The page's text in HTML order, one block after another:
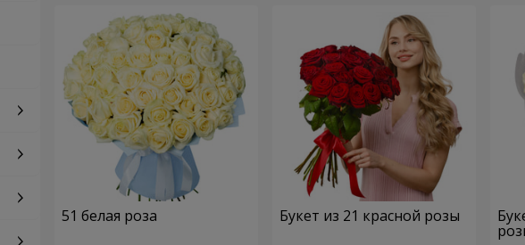
51 белая роза Букет из 21 красной розы